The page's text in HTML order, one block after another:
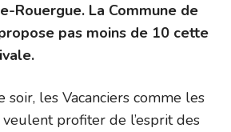
Rouergue. La Commune de
pas moins de 10 cette
soir, les Vacanciers comme les
profiter de l’esprit des